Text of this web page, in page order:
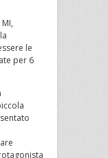
le
per 6